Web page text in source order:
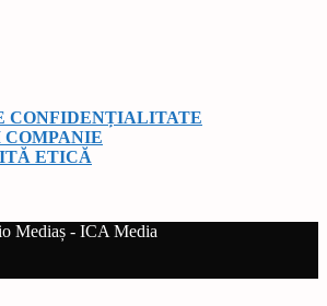
CONFIDENȚIALITATE
ETICĂ
Mediaș - ICA Media